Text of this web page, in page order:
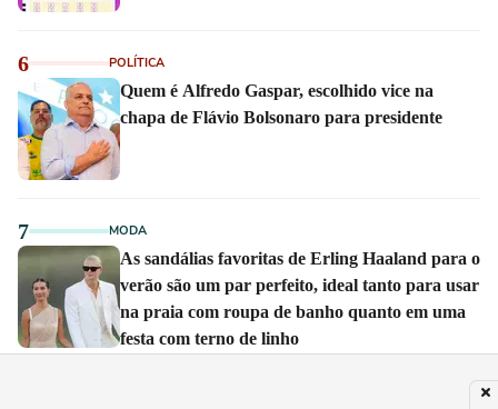
6 POLÍTICA
Quem é Alfredo Gaspar, escolhido vice na
chapa de Flávio Bolsonaro para presidente
7 MODA
As sandálias favoritas de Erling Haaland para o
verão são um par perfeito, ideal tanto para usar
na praia com roupa de banho quanto em uma
festa com terno de linho